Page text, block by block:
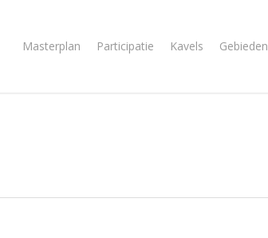
Masterplan Participatie Kavels Gebieden